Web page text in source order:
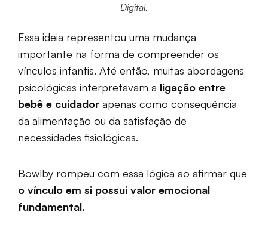
Digital.
Essa ideia representou uma mudança
importante na forma de compreender os
vínculos infantis. Até então, muitas abordagens
psicológicas interpretavam a ligação entre
bebê e cuidador apenas como consequência
da alimentação ou da satisfação de
necessidades fisiológicas.
Bowlby rompeu com essa lógica ao afirmar que
o vínculo em si possui valor emocional
fundamental.